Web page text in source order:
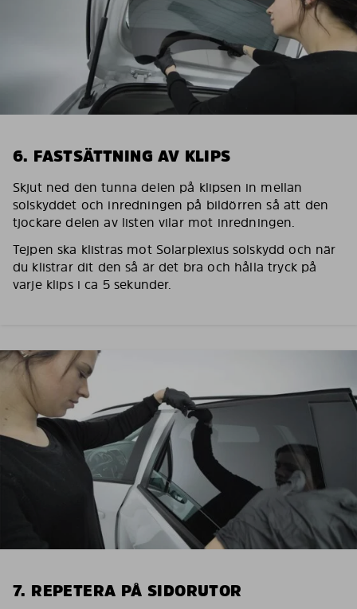
6. FASTSÄTTNING AV KLIPS
Skjut ned den tunna delen på klipsen in mellan
solskyddet och inredningen på bildörren så att den
tjockare delen av listen vilar mot inredningen.
Tejpen ska klistras mot Solarplexius solskydd och när
du klistrar dit den så är det bra och hålla tryck på
varje klips i ca 5 sekunder.
7. REPETERA PÅ SIDORUTOR